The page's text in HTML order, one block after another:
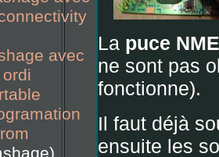
avec
La puce
ne sont pas
fonctionne).
Il faut déjà
ensuite les